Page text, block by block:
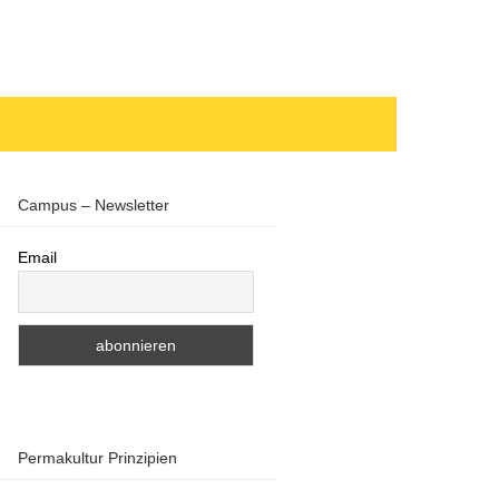
Campus – Newsletter
Email
Permakultur Prinzipien